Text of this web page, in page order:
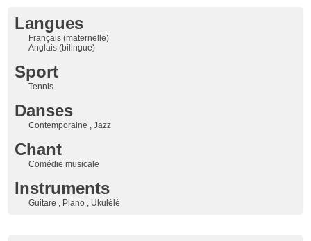
Langues
Français (maternelle)
Anglais (bilingue)
Sport
Tennis
Danses
Contemporaine , Jazz
Chant
Comédie musicale
Instruments
Guitare , Piano , Ukulélé